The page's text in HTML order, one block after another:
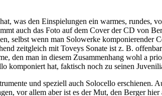
was den Einspielungen ein warmes, rundes,
auch das Foto auf dem Cover der CD von
selbst wenn man Solowerke komponierender
zeitgleich mit Toveys Sonate ist z. B.
den man in diesem Zusammenhang wohl a
komponiert hat, faktisch noch zu seinen
und speziell auch Solocello erschienen.
vor allem aber ist es der Mut, den Berger